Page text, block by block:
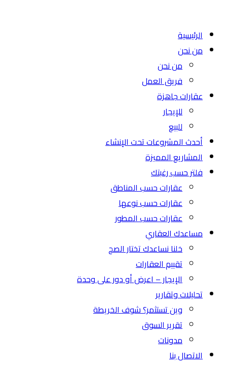
الرئيسية
من نحن
من نحن
فريق العمل
عقارات جاهزة
للإيجار
للبيع
أحدث المشروعات تحت الإنشاء
المشاريع المميزة
فلتر حسب رغبتك
عقارات حسب المناطق
عقارات حسب نوعها
عقارات حسب المطور
مساعدك العقاري
خلنا نساعدك تختار الصح
تقييم العقارات
الإيجار – اعرض أو دور على وحدة
تحليلات وتقارير
وين تستثمر؟ شوف الخريطة
تقرير السوق
مدونات
الاتصال بنا